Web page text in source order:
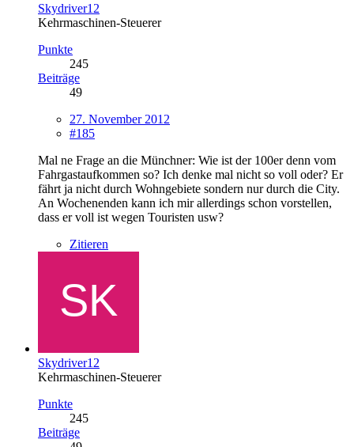
Skydriver12
Kehrmaschinen-Steuerer
Punkte
245
Beiträge
49
27. November 2012
#185
Mal ne Frage an die Münchner: Wie ist der 100er denn vom
Fahrgastaufkommen so? Ich denke mal nicht so voll oder? Er
fährt ja nicht durch Wohngebiete sondern nur durch die City.
An Wochenenden kann ich mir allerdings schon vorstellen,
dass er voll ist wegen Touristen usw?
Zitieren
Skydriver12
Kehrmaschinen-Steuerer
Punkte
245
Beiträge